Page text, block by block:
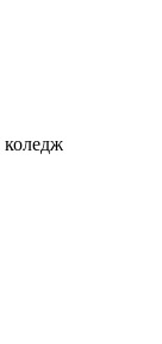
коледж